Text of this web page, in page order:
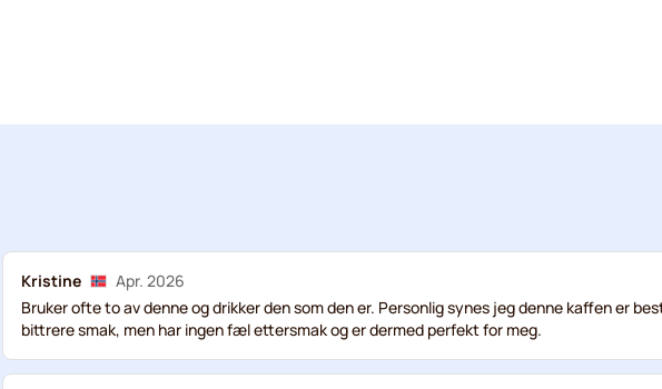
Kristine
Apr. 2026
Bruker ofte to av denne og drikker den som den er. Personlig synes jeg denne kaffen er
bittrere smak, men har ingen fæl ettersmak og er dermed perfekt for meg.